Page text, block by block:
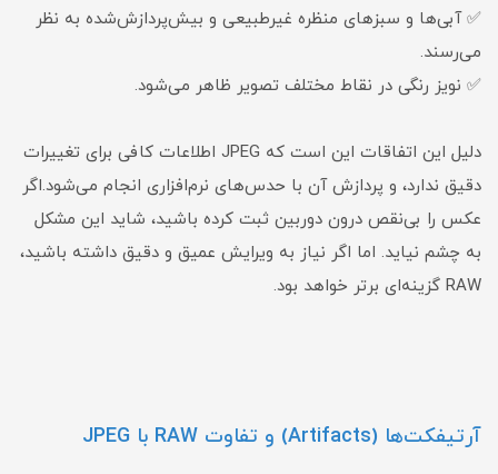
✅ آبی‌ها و سبزهای منظره غیرطبیعی و بیش‌پردازش‌شده به نظر
می‌رسند.
✅ نویز رنگی در نقاط مختلف تصویر ظاهر می‌شود.
دلیل این اتفاقات این است که JPEG اطلاعات کافی برای تغییرات
دقیق ندارد، و پردازش آن با حدس‌های نرم‌افزاری انجام می‌شود.اگر
عکس را بی‌نقص درون دوربین ثبت کرده باشید، شاید این مشکل
به چشم نیاید. اما اگر نیاز به ویرایش عمیق و دقیق داشته باشید،
RAW گزینه‌ای برتر خواهد بود.
آرتیفکت‌ها (Artifacts) و تفاوت RAW با JPEG